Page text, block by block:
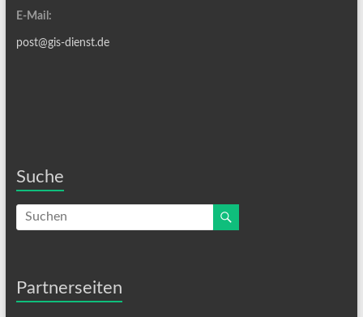
E-Mail:
post@gis-dienst.de
Suche
Partnerseiten